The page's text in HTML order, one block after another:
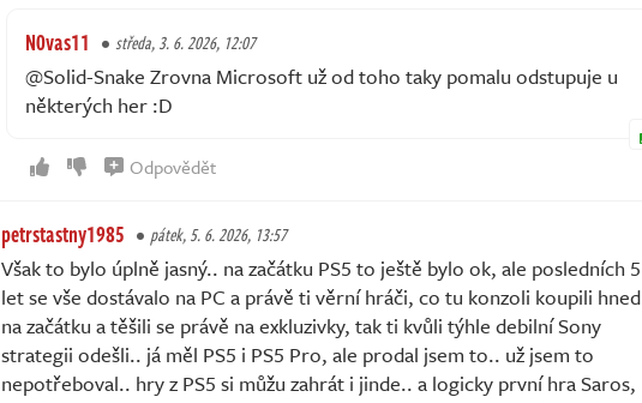
N0vas11 středa, 3. 6. 2026, 12:07
@Solid-Snake Zrovna Microsoft už od toho taky pomalu odstupuje u
některých her :D
Odpovědět
petrstastny1985 pátek, 5. 6. 2026, 13:57
Však to bylo úplně jasný.. na začátku PS5 to ještě bylo ok, ale posledních 5
let se vše dostávalo na PC a právě ti věrní hráči, co tu konzoli koupili hned
na začátku a těšili se právě na exkluzivky, tak ti kvůli týhle debilní Sony
strategii odešli.. já měl PS5 i PS5 Pro, ale prodal jsem to.. už jsem to
nepotřeboval.. hry z PS5 si můžu zahrát i jinde.. a logicky první hra Saros,